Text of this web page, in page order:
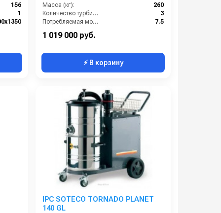
156
1
Масса (кг):
260
Количество турбин (шт):
3
Потребляемая мощность (кВт):
7.5
1 019 000 руб.
⚡ В корзину
IPC SOTECO TORNADO PLANET
140 GL